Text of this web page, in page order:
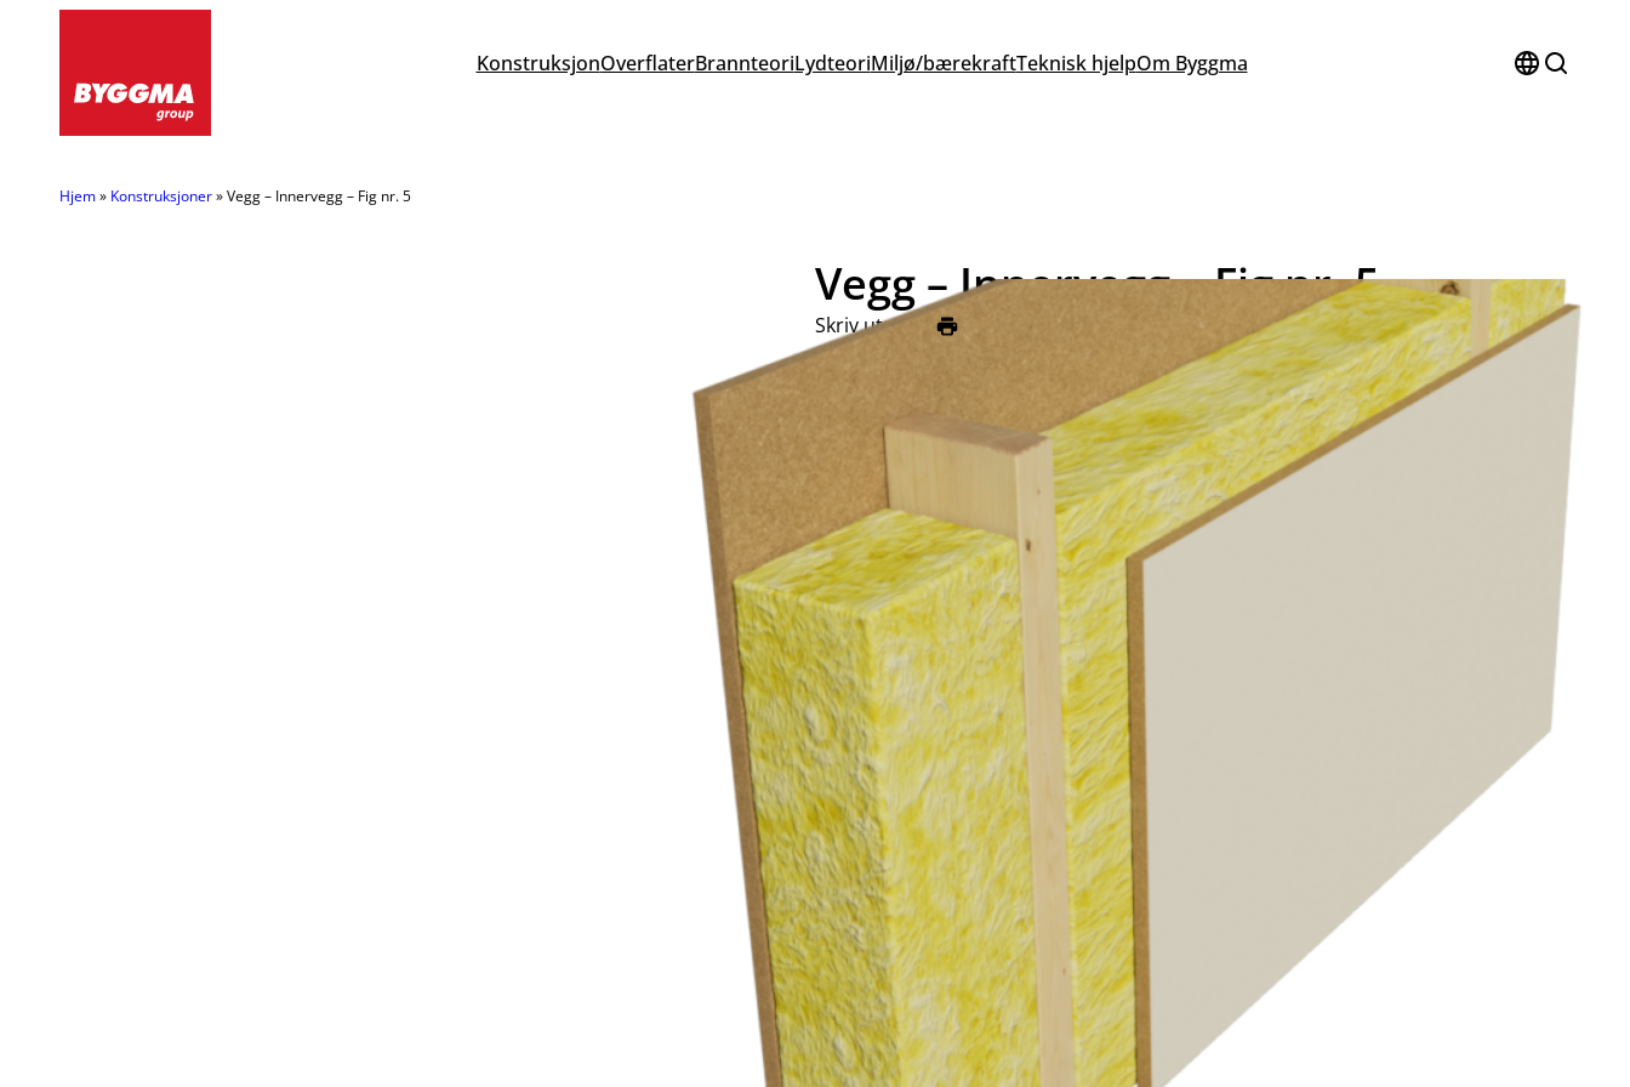
innhold
KonstruksjonOverflaterBrannteoriLydteoriMiljø/bærekraftTeknisk hjelpOm Byggma
Hjem» Konstruksjoner»Vegg – Innervegg – Fig nr. 5
Vegg – Innervegg – Fig nr. 5
Skriv ut siden